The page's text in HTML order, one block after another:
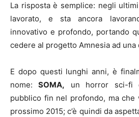
La risposta è semplice: negli
lavorato, e sta ancora
innovativo e profondo, portando
cedere al progetto Amnesia ad una
E dopo questi lunghi anni, è
nome:SOMA, un horror sci-fi
pubblico fin nel profondo, ma che
prossimo 2015; c’è quindi da